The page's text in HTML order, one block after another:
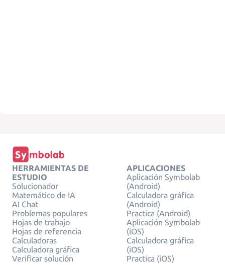
HERRAMIENTAS DE
ESTUDIO
Solucionador
Matemático de IA
AI Chat
Problemas populares
Hojas de trabajo
Hojas de referencia
Calculadoras
Calculadora gráfica
Verificar solución
APLICACIONES
Aplicación Symbolab
(Android)
Calculadora gráfica
(Android)
Practica (Android)
Aplicación Symbolab
(iOS)
Calculadora gráfica
(iOS)
Practica (iOS)